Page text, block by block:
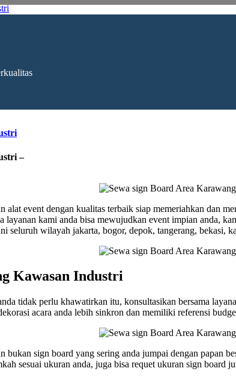
–
alat event dengan kualitas terbaik siap memeriahkan dan
layanan kami anda bisa mewujudkan event impian anda,
seluruh wilayah jakarta, bogor, depok, tangerang, bekasi,
Kawasan Industri
tidak perlu khawatirkan itu, konsultasikan bersama
acara anda lebih sinkron dan memiliki referensi
sign board yang sering anda jumpai dengan papan
sesuai ukuran anda, juga bisa requet ukuran sign board